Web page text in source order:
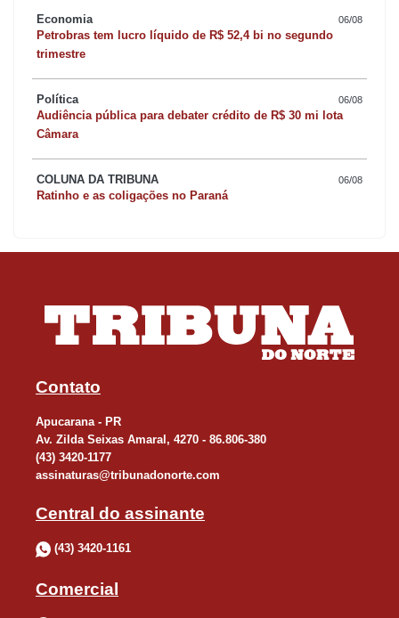
Economia 06/08
Petrobras tem lucro líquido de R$ 52,4 bi no segundo
trimestre
Política 06/08
Audiência pública para debater crédito de R$ 30 mi lota
Câmara
COLUNA DA TRIBUNA 06/08
Ratinho e as coligações no Paraná
Contato
Apucarana - PR
Av. Zilda Seixas Amaral, 4270 - 86.806-380
(43) 3420-1177
assinaturas@tribunadonorte.com
Central do assinante
(43) 3420-1161
Comercial